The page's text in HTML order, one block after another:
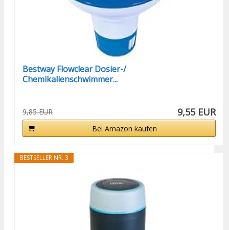
Bestway Flowclear Dosier-/
Chemikalienschwimmer...
9,85 EUR 9,55 EUR
Bei Amazon kaufen
BESTSELLER NR. 3